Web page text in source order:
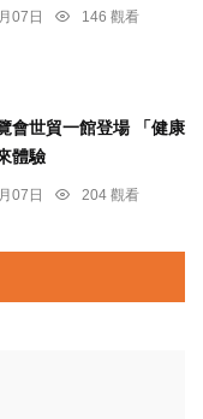
07日
146 觀看
會世貿一館登場 「健康
體驗
07日
204 觀看